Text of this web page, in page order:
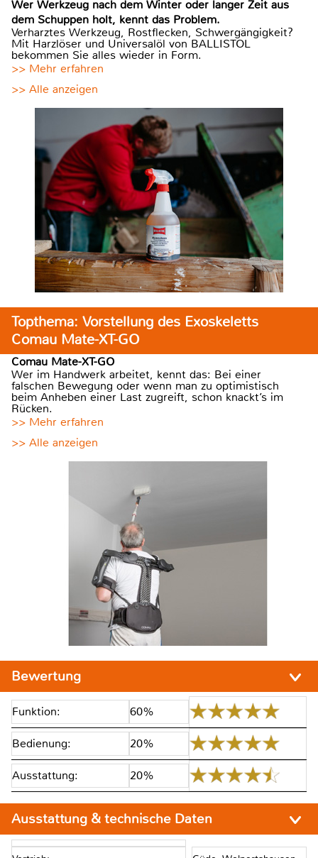
Wer Werkzeug nach dem Winter oder langer Zeit aus
dem Schuppen holt, kennt das Problem.
Verharztes Werkzeug, Rostflecken, Schwergängigkeit?
Mit Harzlöser und Universalöl von BALLISTOL
bekommen Sie alles wieder in Form.
>> Mehr erfahren
>> Alle anzeigen
Topthema: Vorstellung des Exoskeletts
Comau Mate-XT-GO
Comau Mate-XT-GO
Wer im Handwerk arbeitet, kennt das: Bei einer
falschen Bewegung oder wenn man zu optimistisch
beim Anheben einer Last zugreift, schon knackt’s im
Rücken.
>> Mehr erfahren
>> Alle anzeigen
Bewertung
Funktion: 60%
Bedienung: 20%
Ausstattung: 20%
Ausstattung & technische Daten